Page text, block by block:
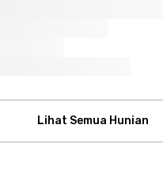
Lihat Semua Hunian